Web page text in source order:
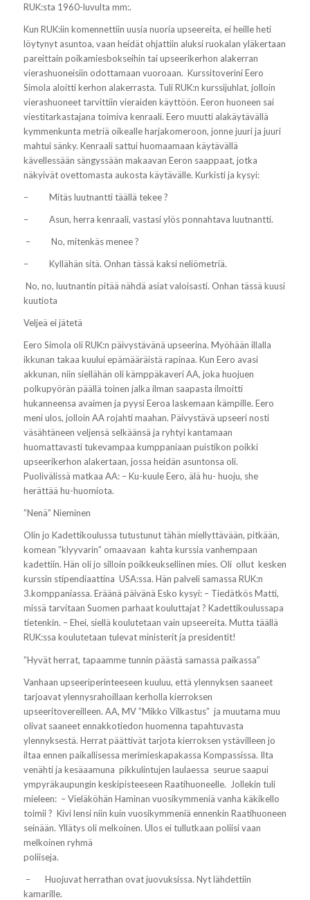
RUK:sta 1960-luvulta mm:.
Kun RUK:iin komennettiin uusia nuoria upseereita, ei heille heti
löytynyt asuntoa, vaan heidät ohjattiin aluksi ruokalan yläkertaan
pareittain poikamiesbokseihin tai upseerikerhon alakerran
vierashuoneisiin odottamaan vuoroaan. Kurssitoverini Eero
Simola aloitti kerhon alakerrasta. Tuli RUK:n kurssijuhlat, jolloin
vierashuoneet tarvittiin vieraiden käyttöön. Eeron huoneen sai
viestitarkastajana toimiva kenraali. Eero muutti alakäytävällä
kymmenkunta metriä oikealle harjakomeroon, jonne juuri ja juuri
mahtui sänky. Kenraali sattui huomaamaan käytävällä
kävellessään sängyssään makaavan Eeron saappaat, jotka
näkyivät ovettomasta aukosta käytävälle. Kurkisti ja kysyi:
– Mitäs luutnantti täällä tekee ?
– Asun, herra kenraali, vastasi ylös ponnahtava luutnantti.
– No, mitenkäs menee ?
– Kyllähän sitä. Onhan tässä kaksi neliömetriä.
No, no, luutnantin pitää nähdä asiat valoisasti. Onhan tässä kuusi
kuutiota
Veljeä ei jätetä
Eero Simola oli RUK:n päivystävänä upseerina. Myöhään illalla
ikkunan takaa kuului epämääräistä rapinaa. Kun Eero avasi
akkunan, niin siellähän oli kämppäkaveri AA, joka huojuen
polkupyörän päällä toinen jalka ilman saapasta ilmoitti
hukanneensa avaimen ja pyysi Eeroa laskemaan kämpille. Eero
meni ulos, jolloin AA rojahti maahan. Päivystävä upseeri nosti
väsähtäneen veljensä selkäänsä ja ryhtyi kantamaan
huomattavasti tukevampaa kumppaniaan puistikon poikki
upseerikerhon alakertaan, jossa heidän asuntonsa oli.
Puolivälissä matkaa AA: –Ku-kuule Eero, älä hu- huoju, she
herättää hu-huomiota.
”Nenä” Nieminen
Olin jo Kadettikoulussa tutustunut tähän miellyttävään, pitkään,
komean ”klyyvarin” omaavaan kahta kurssia vanhempaan
kadettiin. Hän oli jo silloin poikkeuksellinen mies. Oli ollut kesken
kurssin stipendiaattina USA:ssa. Hän palveli samassa RUK:n
3.komppaniassa. Eräänä päivänä Esko kysyi: – Tiedätkös Matti,
missä tarvitaan Suomen parhaat kouluttajat ? Kadettikoulussapa
tietenkin. – Ehei, siellä koulutetaan vain upseereita. Mutta täällä
RUK:ssa koulutetaan tulevat ministerit ja presidentit!
”Hyvät herrat, tapaamme tunnin päästä samassa paikassa”
Vanhaan upseeriperinteeseen kuuluu, että ylennyksen saaneet
tarjoavat ylennysrahoillaan kerholla kierroksen
upseeritovereilleen. AA, MV ”Mikko Vilkastus” ja muutama muu
olivat saaneet ennakkotiedon huomenna tapahtuvasta
ylennyksestä. Herrat päättivät tarjota kierroksen ystävilleen jo
iltaa ennen paikallisessa merimieskapakassa Kompassissa. Ilta
venähti ja kesäaamuna pikkulintujen laulaessa seurue saapui
ympyräkaupungin keskipisteeseen Raatihuoneelle. Jollekin tuli
mieleen: –Vieläköhän Haminan vuosikymmeniä vanha käkikello
toimii ? Kivi lensi niin kuin vuosikymmeniä ennenkin Raatihuoneen
seinään. Yllätys oli melkoinen. Ulos ei tullutkaan poliisi vaan
melkoinen ryhmä
poliiseja.
– Huojuvat herrathan ovat juovuksissa. Nyt lähdettiin
kamarille.